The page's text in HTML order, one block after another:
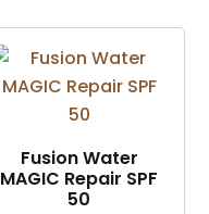
Fusion Water
MAGIC Repair SPF
50